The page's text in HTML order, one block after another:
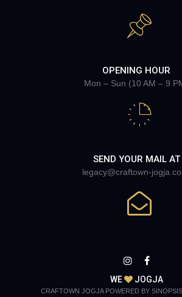
OPENING HOUR
Mon – Sun (10 AM – 9
SEND YOUR MAIL AT
legacy@craftown-
WE JOGJA
CRAFTOWN JOGJA POWERED BY